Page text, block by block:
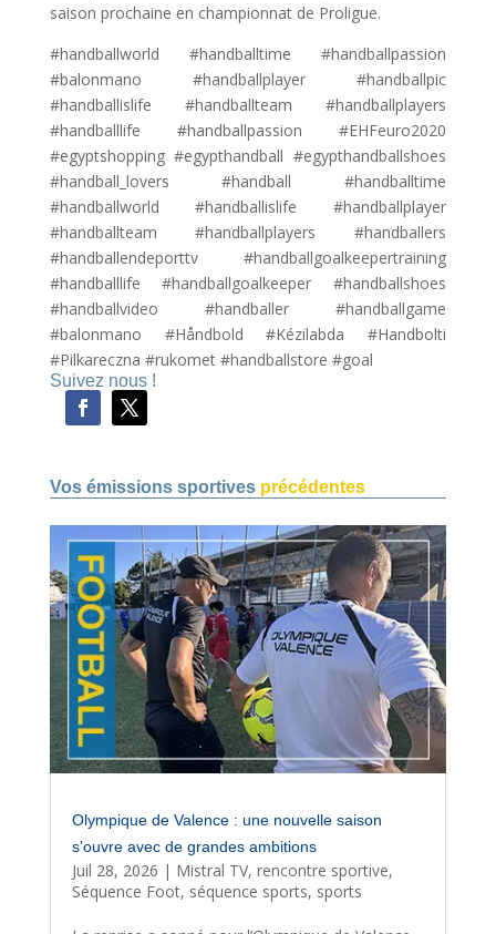
saison prochaine en championnat de Proligue.
#handballworld #handballtime #handballpassion
#balonmano #handballplayer #handballpic
#handballislife #handballteam #handballplayers
#handballlife #handballpassion #EHFeuro2020
#egyptshopping #egypthandball #egypthandballshoes
#handball_lovers #handball #handballtime
#handballworld #handballislife #handballplayer
#handballteam #handballplayers #handballers
#handballendeporttv #handballgoalkeepertraining
#handballlife #handballgoalkeeper #handballshoes
#handballvideo #handballer #handballgame
#balonmano #Håndbold #Kézilabda #Handbolti
#Pilkareczna #rukomet #handballstore #goal
Suivez nous !
Vos émissions sportivesprécédentes
Olympique de Valence : une nouvelle saison
s’ouvre avec de grandes ambitions
Juil 28, 2026 | Mistral TV, rencontre sportive,
Séquence Foot, séquence sports, sports